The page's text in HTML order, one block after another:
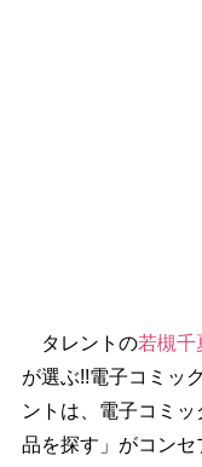
タレントの若槻千
が選ぶ!!電子コミッ
ントは、電子コミ
品を探す」がコン